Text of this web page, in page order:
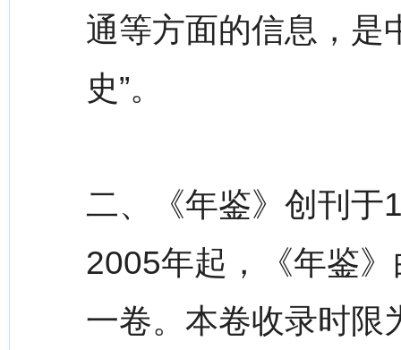
通等方面的信息，是
史”。
二、《年鉴》创刊于
2005年起，《年鉴
一卷。本卷收录时限